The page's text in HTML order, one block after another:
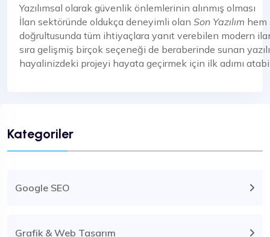
Yazılımsal olarak güvenlik önlemlerinin alınmış olması
İlan sektöründe oldukça deneyimli olan Son Yazılım hem
doğrultusunda tüm ihtiyaçlara yanıt verebilen modern
sıra gelişmiş birçok seçeneği de beraberinde sunan
hayalinizdeki projeyi hayata geçirmek için ilk adımı
Kategoriler
Google SEO
Grafik & Web Tasarım